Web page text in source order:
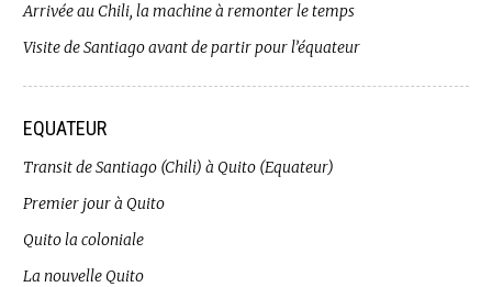
Arrivée au Chili, la machine à remonter le temps
Visite de Santiago avant de partir pour l’équateur
EQUATEUR
Transit de Santiago (Chili) à Quito (Equateur)
Premier jour à Quito
Quito la coloniale
La nouvelle Quito